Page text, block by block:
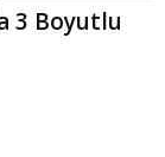
3 Boyutlu